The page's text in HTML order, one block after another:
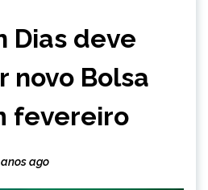
Dias deve
novo Bolsa
fevereiro
ago